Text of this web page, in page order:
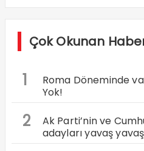
Çok Okunan
1
Roma Döneminde
Yok!
2
Ak Parti’nin ve
adayları yavaş